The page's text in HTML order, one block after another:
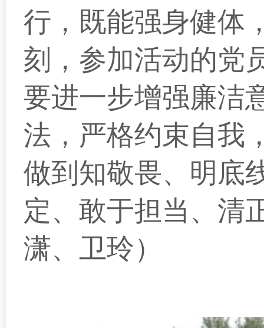
行，既能强身健体
刻，参加活动的党
要进一步增强廉洁
法，严格约束自我
做到知敬畏、明底
定、敢于担当、清
潇、卫玲）